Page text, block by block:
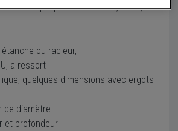
d'époque pour automobile, moto,
ou racleur,
a ressort
quelques dimensions avec ergots
de diamètre
et profondeur